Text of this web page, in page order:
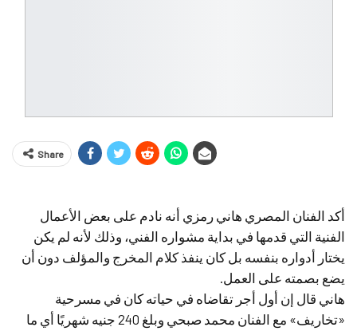
Share
أكد الفنان المصري هاني رمزي أنه نادم على بعض الأعمال
الفنية التي قدمها في بداية مشواره الفني، وذلك لأنه لم يكن
يختار أدواره بنفسه بل كان ينفذ كلام المخرج والمؤلف دون أن
يضع بصمته على العمل.
هاني قال إن أول أجر تقاضاه في حياته كان في مسرحية
«تخاريف» مع الفنان محمد صبحي وبلغ 240 جنيه شهريًا أي ما